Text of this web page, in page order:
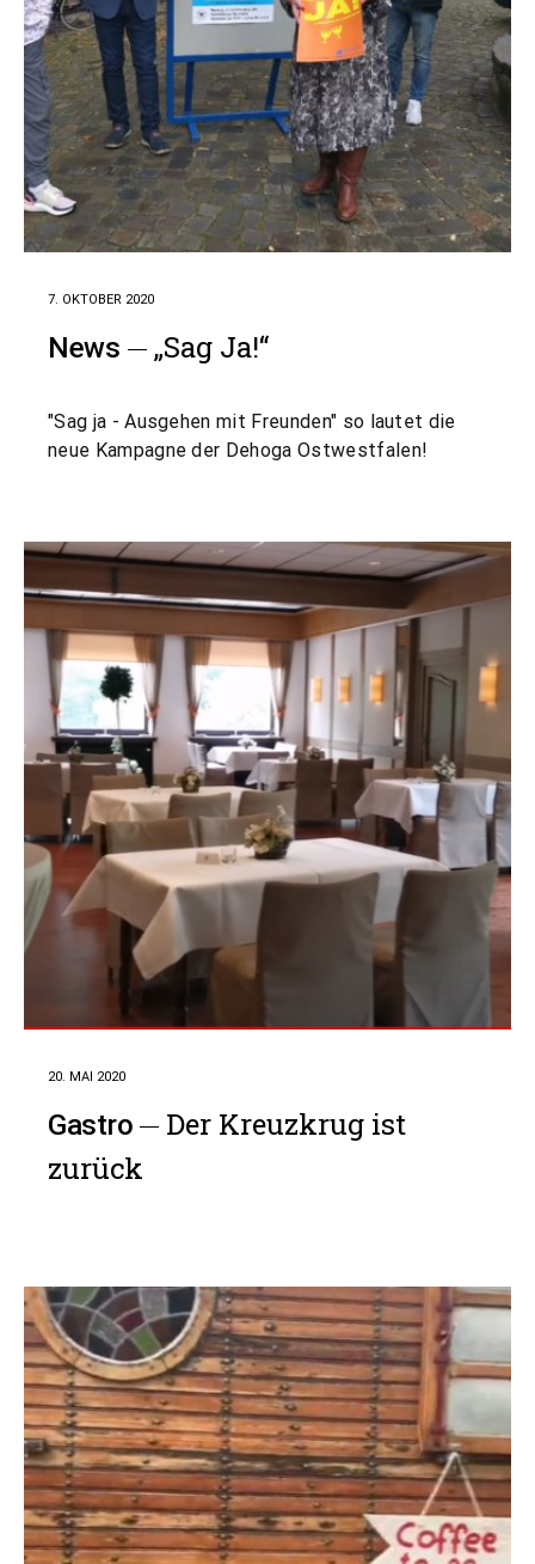
7. OKTOBER 2020
News „Sag Ja!“
"Sag ja - Ausgehen mit Freunden" so lautet die
neue Kampagne der Dehoga Ostwestfalen!
20. MAI 2020
Gastro
Der Kreuzkrug ist
zurück